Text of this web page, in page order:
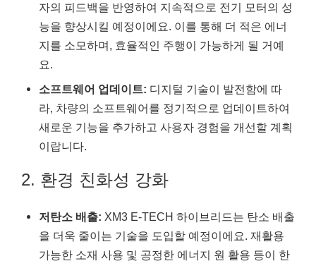
자의 피드백을 반영하여 지속적으로 전기 모터의 성
능을 향상시킬 예정이에요. 이를 통해 더 적은 에너
지를 소모하며, 효율적인 주행이 가능하게 될 거예
요.
소프트웨어 업데이트: 디지털 기술이 발전함에 따
라, 차량의 소프트웨어를 정기적으로 업데이트하여
새로운 기능을 추가하고 사용자 경험을 개선할 계획
이랍니다.
2. 환경 친화성 강화
저탄소 배출: XM3 E-TECH 하이브리드는 탄소 배출
을 더욱 줄이는 기술을 도입할 예정이에요. 재활용
가능한 소재 사용 및 공정한 에너지 원 활용 등이 한